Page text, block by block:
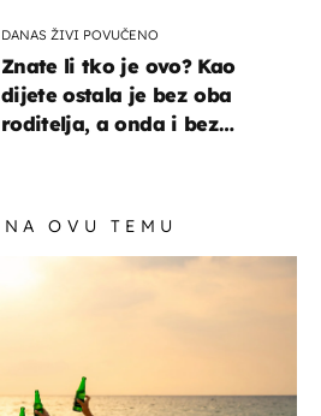
DANAS ŽIVI POVUČENO
Znate li tko je ovo? Kao
dijete ostala je bez oba
roditelja, a onda i bez
NA OVU TEMU